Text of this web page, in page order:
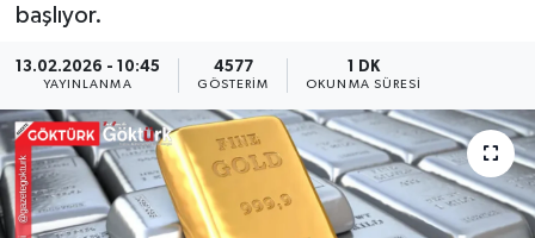
başlıyor.
13.02.2026 - 10:45
YAYINLANMA
4577
GÖSTERIM
1 DK
OKUNMA SÜRESI
GÜNDEM
KEMERBURGAZ
KÜLTÜR - SANAT
MAGAZİN